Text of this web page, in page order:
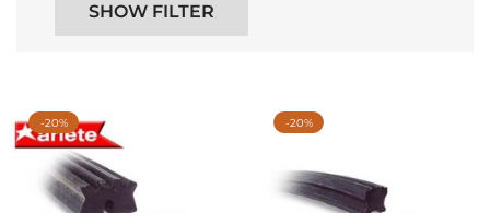
SHOW FILTER
-20% -20%